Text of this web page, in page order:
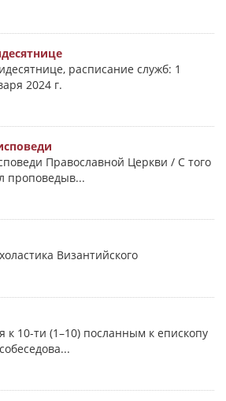
расписание служб: 1
2024 г.
Православной Церкви / С того
проповедыв...
Византийского
к 10-ти (1–10) посланным к епископу